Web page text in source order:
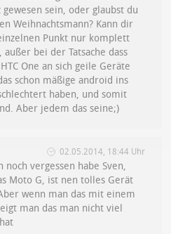
sein, oder glaubst du
Weihnachtsmann? Kann dir
Punkt nur komplett
bei der Tatsache dass
One an sich geile Geräte
schon mäßige android ins
haben, und somit
Aber jedem das seine;)
02.05.2014, 18:44 Uhr
noch vergessen habe Sven,
Moto G, ist nen tolles Gerät
wenn man das mit einem
man das man nicht viel